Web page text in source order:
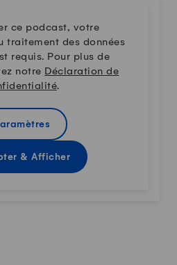
ce podcast, votre
traitement des données
requis. Pour plus de
notre Déclaration de
.
& Afficher